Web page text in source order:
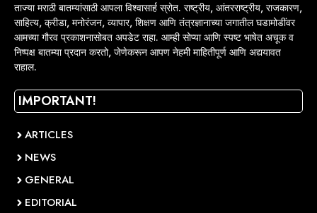
ताज्या मराठी बातम्यांसाठी आपला विश्वासार्ह स्रोत. राष्ट्रीय, आंतरराष्ट्रीय, राजकारण,
साहित्य, क्रीडा, मनोरंजन, व्यापार, शिक्षण आणि तंत्रज्ञानाच्या जगातील घडामोडींवर
आमच्या गौरव प्रकाशनासोबत अपडेट राहा. आम्ही सोप्या आणि स्पष्ट भाषेत अचूक व
निष्पक्ष बातम्या प्रदान करतो, जेणेकरून आपण नेहमी माहितीपूर्ण आणि अद्ययावत
राहाल.
IMPORTANT!
ARTICLES
NEWS
GENERAL
EDITORIAL